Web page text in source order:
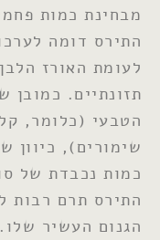
מבחינת כמות
התירס דומה
לעומת האורז
תזונתיים. כמובן
הטבעי (כלומר,
שימורים), כיוון
כמות נכבדת של
התירס תרם רבות